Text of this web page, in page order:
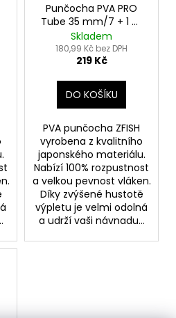
Punčocha PVA PRO
Tube 35 mm/7 + 1 m
Zdarma!
Skladem
180,99 Kč bez DPH
219 Kč
DO KOŠÍKU
PVA punčocha ZFISH
vyrobena z kvalitního
japonského materiálu.
Nabízí 100% rozpustnost
a velkou pevnost vláken.
Díky zvýšené hustotě
výpletu je velmi odolná
a udrží vaši návnadu...